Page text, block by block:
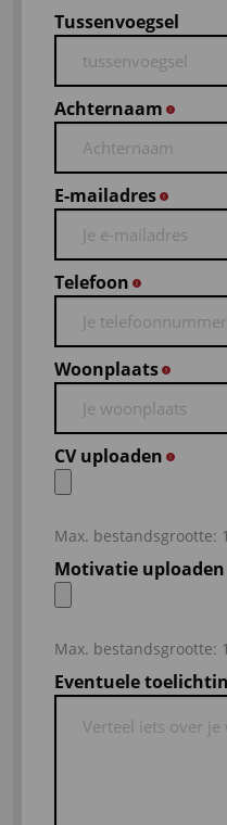
Tussenvoegsel
Achternaam
E-mailadres
Telefoon
Woonplaats
CV uploaden
Max. bestandsgrootte:
Motivatie uploaden
Max. bestandsgrootte:
Eventuele